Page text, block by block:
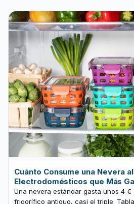
Cuánto Consume una Nevera
Electrodomésticos que Más
Una nevera estándar gasta unos 4 €
frigorífico antiguo, casi el triple.